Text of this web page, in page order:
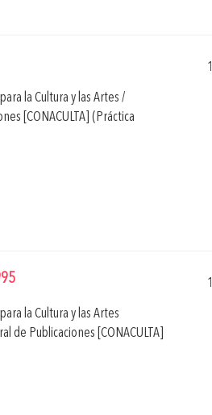
la Cultura y las Artes /
[CONACULTA] (Práctica
la Cultura y las Artes
de Publicaciones [CONACULTA]